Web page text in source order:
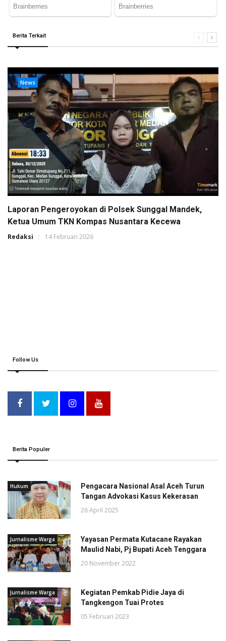
Berita Terkait
News
Laporan Pengeroyokan di Polsek Sunggal Mandek,
Ketua Umum TKN Kompas Nusantara Kecewa
Redaksi 14 Februari 2026
Follow Us
Berita Populer
Hukum
Pengacara Nasional Asal Aceh Turun
Tangan Advokasi Kasus Kekerasan
26 April 2025
Jurnalisme Warga
Yayasan Permata Kutacane Rayakan
Maulid Nabi, Pj Bupati Aceh Tenggara
20 November 2022
Jurnalisme Warga
Kegiatan Pemkab Pidie Jaya di
Tangkengon Tuai Protes
05 Februari 2023